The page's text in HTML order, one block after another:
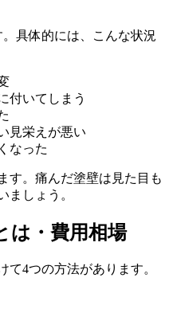
具体的には、こんな状況
付いてしまう
見栄えが悪い
なった
す。痛んだ塗壁は見た目も
ましょう。
は ・費用相場
て4つの方法があります。